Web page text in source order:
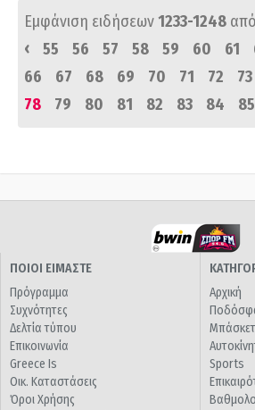
Εμφάνιση ειδήσεων1233-1248
‹
55 56 57 58 59 60 61
66
67 68 69 70 71 72 73
78
79 80 81 82 83 84 85
ΠΟΙΟΙ ΕΙΜΑΣΤΕ
Πρόγραμμα
Συχνότητες
Δελτία τύπου
Επικοινωνία
Greece Is
Οικ. Καταστάσεις
Όροι Χρήσης
Αρχική
Μπάσκετ
Sports